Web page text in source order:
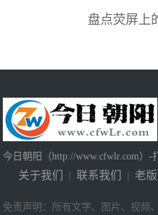
盘点荧屏上
今日朝阳（http://www.cfwlr.com）
关于我们 | 联系我们 | 老
免责声明：所有文字、图片、视频